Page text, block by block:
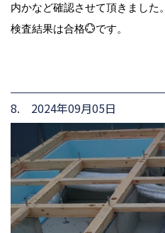
内かなど確認させて頂きました。
検査結果は合格💮です。
8. 2024年09月05日